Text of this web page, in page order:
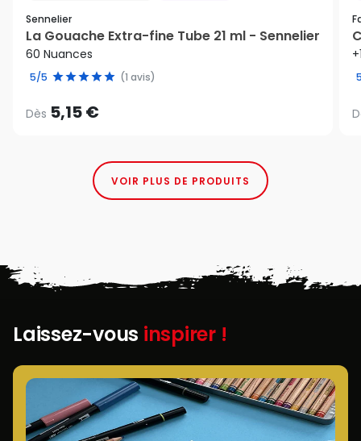
Sennelier
La Gouache Extra-fine Tube 21 ml - Sennelier
60 Nuances
5/5 (1 avis)
Dès 5,15 €
VOIR PLUS DE PRODUITS
Laissez-vous inspirer !